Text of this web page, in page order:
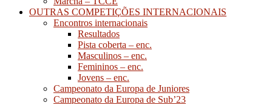
OUTRAS COMPETIÇÕES INTERNACIONAIS
Encontros internacionais
Resultados
Pista coberta – enc.
Masculinos – enc.
Femininos – enc.
Jovens – enc.
Campeonato da Europa de Juniores
Campeonato da Europa de Sub’23